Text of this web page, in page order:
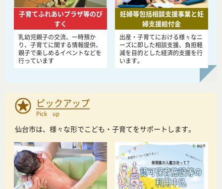
子育てふれあいプラザ等のび
すく
乳幼児親子の交流、一時預か
り、子育てに関する情報提供、
親子で楽しめるイベントなどを
行っています
妊婦等包括相談支援事業と妊
婦支援給付金
出産・子育てにおける様々なニ
ーズに即した相談支援、負担軽
減を目的とした経済的支援を行
います。
ピックアップ
Pick up
仙台市は、様々な形でこども・子育てをサポートします。